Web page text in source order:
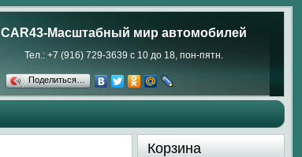
CAR43-Масштабный мир автомобилей
Тел.: +7 (916) 729-3639 с 10 до 18, пон-пятн.
Поделиться…
Корзина